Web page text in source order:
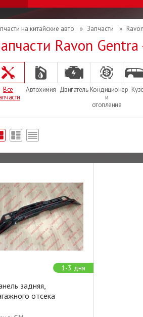
на китайские авто » Запчасти » Ravon
Ravon
Все
Автохимия Двигатель Кондиционер
и
отопление
1-3 дня
задняя,
отсека